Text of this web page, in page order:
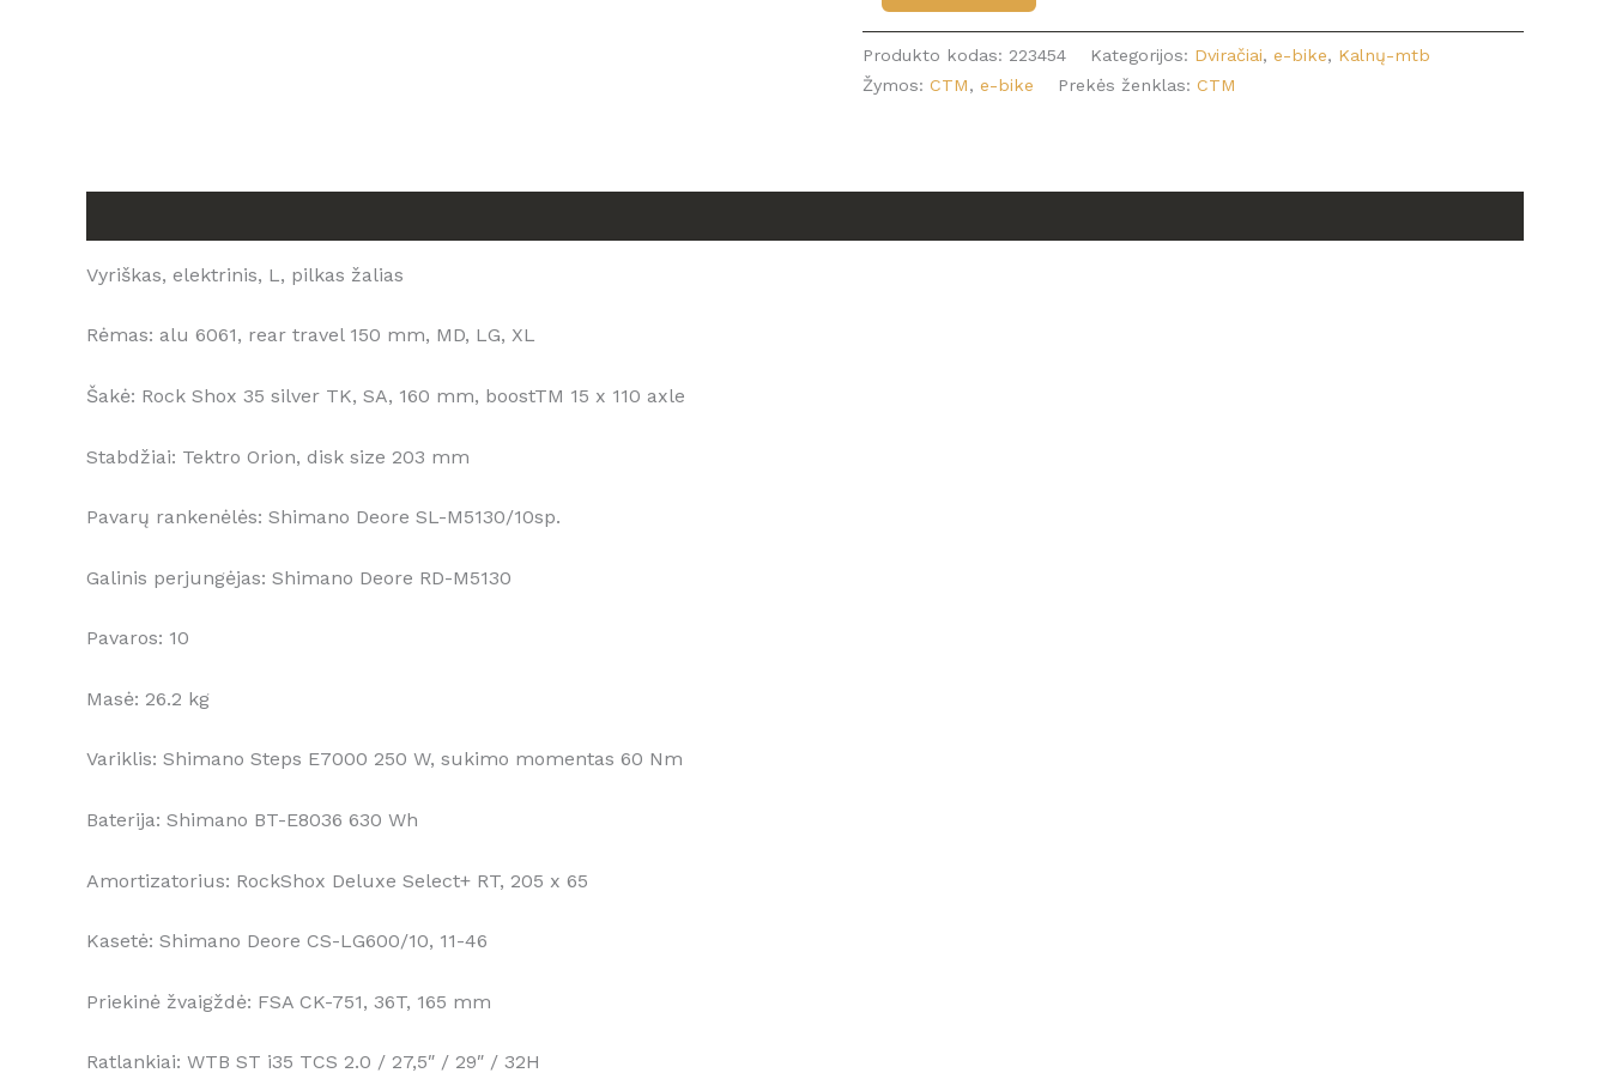
kiekis:
Dviratis
CTM
Switch
MTB
dydis
Produkto kodas: 223454 Kategorijos: Dviračiai, e-bike, Kalnų-mtb
Žymos: CTM, e-bike Prekės ženklas: CTM
Vyriškas, elektrinis, L, pilkas žalias
Rėmas: alu 6061, rear travel 150 mm, MD, LG, XL
Šakė: Rock Shox 35 silver TK, SA, 160 mm, boostTM 15 x 110 axle
Stabdžiai: Tektro Orion, disk size 203 mm
Pavarų rankenėlės: Shimano Deore SL-M5130/10sp.
Galinis perjungėjas: Shimano Deore RD-M5130
Pavaros: 10
Masė: 26.2 kg
Variklis: Shimano Steps E7000 250 W, sukimo momentas 60 Nm
Baterija: Shimano BT-E8036 630 Wh
Amortizatorius: RockShox Deluxe Select+ RT, 205 x 65
Kasetė: Shimano Deore CS-LG600/10, 11-46
Priekinė žvaigždė: FSA CK-751, 36T, 165 mm
Ratlankiai: WTB ST i35 TCS 2.0 / 27,5″ / 29″ / 32H